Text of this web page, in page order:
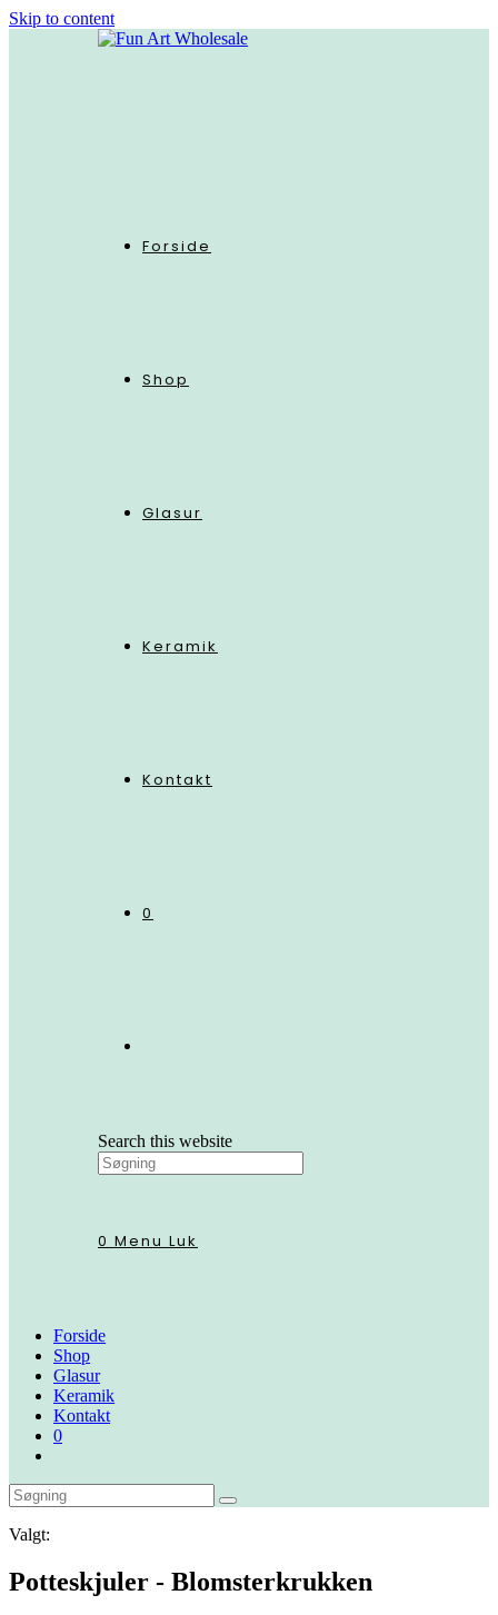
Skip to content
Forside
Shop
Glasur
Keramik
Kontakt
0
Search this website
0 Menu Luk
Forside
Shop
Glasur
Keramik
Kontakt
0
Valgt:
Potteskjuler - Blomsterkrukken